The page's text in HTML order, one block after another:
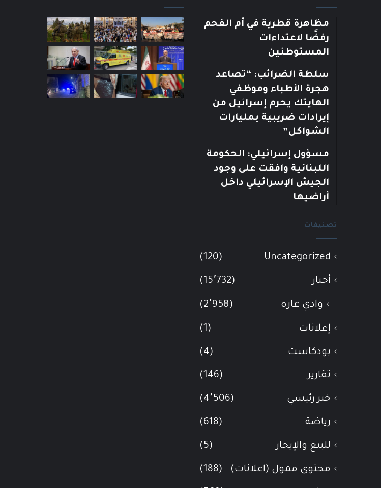
مظاهرة قطرية في أم الفحم
رفضًا لاعتداءات
المستوطنين
سلطة الضرائب: “تصاعد
هجرة الأطباء وموظفي
الهايتك يحرم إسرائيل من
إيرادات ضريبية بمليارات
الشواكل”
مسؤول إسرائيلي: الحكومة
اللبنانية وافقت على وجود
الجيش الإسرائيلي داخل
أراضيها
تصنيفات
Uncategorized
(120)
أخبار (15٬732)
وادي عاره (2٬958)
إعلانات (1)
بودكاست (4)
تقارير (146)
خبر رئيسي (4٬506)
رياضة (618)
للبيع والإيجار (5)
محتوى ممول (اعلانات) (188)